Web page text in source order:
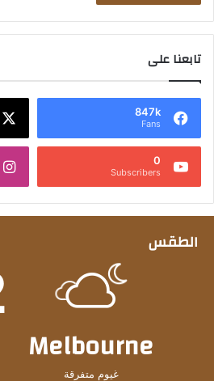
تابعنا على
847k
Fans
0
Subscribers
الطقس
Melbourne
غيوم متفرقة